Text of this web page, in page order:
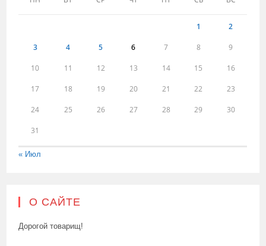
1 2
3 4 5 6 7 8 9
10 11 12 13 14 15 16
17 18 19 20 21 22 23
24 25 26 27 28 29 30
31
« Июл
О САЙТЕ
Дорогой товарищ!